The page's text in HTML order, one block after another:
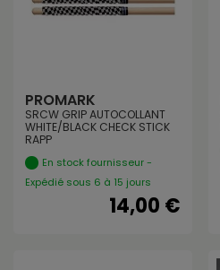
PROMARK
SRCW GRIP AUTOCOLLANT
WHITE/BLACK CHECK STICK
RAPP
En stock fournisseur -
Expédié sous 6 à 15 jours
14,00 €